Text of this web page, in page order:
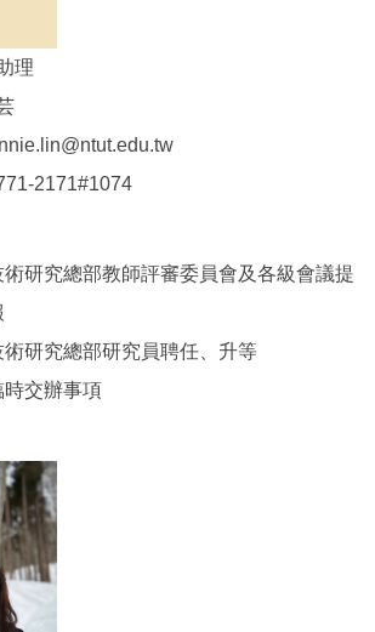
理
2171#1074
術研究總部教師評審委員會及各級會議提
術研究總部研究員聘任、升等
時交辦事項